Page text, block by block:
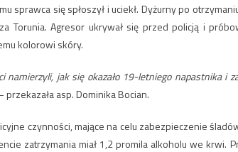
sprawca się spłoszył i uciekł. Dyżurny po
Torunia. Agresor ukrywał się przed policją i
kolorowi skóry.
namierzyli, jak się okazało 19-letniego napastnika i
przekazała asp. Dominika Bocian.
czynności, mające na celu zabezpieczenie
zatrzymania miał 1,2 promila alkoholu we krwi.